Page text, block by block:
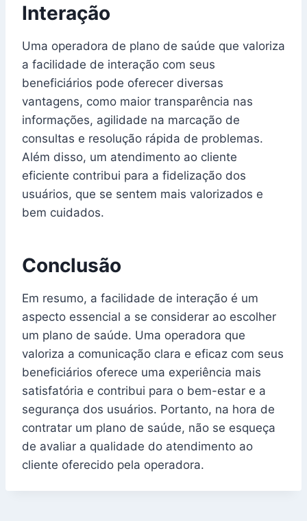
Interação
Uma operadora de plano de saúde que valoriza
a facilidade de interação com seus
beneficiários pode oferecer diversas
vantagens, como maior transparência nas
informações, agilidade na marcação de
consultas e resolução rápida de problemas.
Além disso, um atendimento ao cliente
eficiente contribui para a fidelização dos
usuários, que se sentem mais valorizados e
bem cuidados.
Conclusão
Em resumo, a facilidade de interação é um
aspecto essencial a se considerar ao escolher
um plano de saúde. Uma operadora que
valoriza a comunicação clara e eficaz com seus
beneficiários oferece uma experiência mais
satisfatória e contribui para o bem-estar e a
segurança dos usuários. Portanto, na hora de
contratar um plano de saúde, não se esqueça
de avaliar a qualidade do atendimento ao
cliente oferecido pela operadora.